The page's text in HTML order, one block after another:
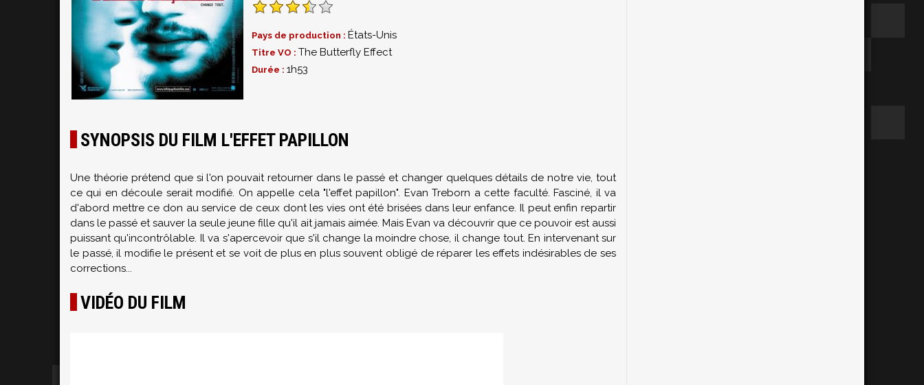
Pays de production : États-Unis
Titre VO : The Butterfly Effect
Durée : 1h53
SYNOPSIS DU FILM L'EFFET PAPILLON
Une théorie prétend que si l'on pouvait retourner dans le passé et changer quelques détails de notre vie, tout
ce qui en découle serait modifié. On appelle cela "l'effet papillon". Evan Treborn a cette faculté. Fasciné, il va
d'abord mettre ce don au service de ceux dont les vies ont été brisées dans leur enfance. Il peut enfin repartir
dans le passé et sauver la seule jeune fille qu'il ait jamais aimée. Mais Evan va découvrir que ce pouvoir est aussi
puissant qu'incontrôlable. Il va s'apercevoir que s'il change la moindre chose, il change tout. En intervenant sur
le passé, il modifie le présent et se voit de plus en plus souvent obligé de réparer les effets indésirables de ses
corrections...
VIDÉO DU FILM